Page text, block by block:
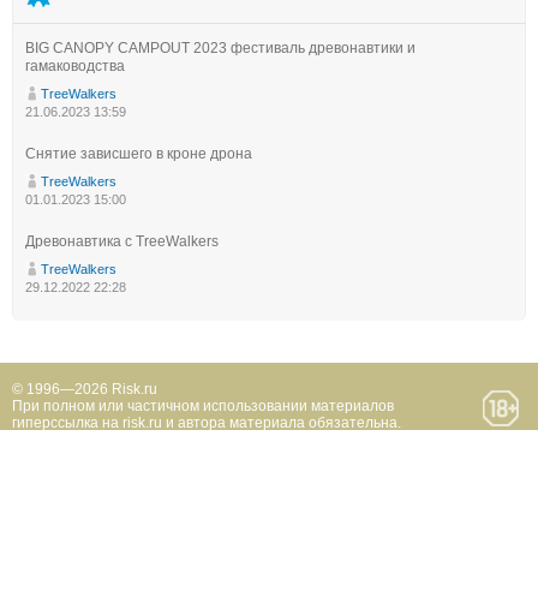
BIG CANOPY CAMPOUT 2023 фестиваль древонавтики и
гамаководства
TreeWalkers
21.06.2023 13:59
Снятие зависшего в кроне дрона
TreeWalkers
01.01.2023 15:00
Древонавтика с TreeWalkers
TreeWalkers
29.12.2022 22:28
© 1996—2026 Risk.ru
При полном или частичном использовании материалов
гиперссылка на risk.ru и автора материала обязательна.